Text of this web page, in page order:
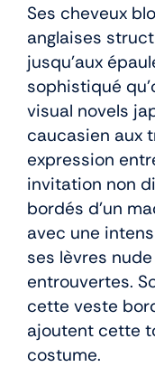
Ses cheveux
anglaises
jusqu’aux
sophistiqué
visual novels
caucasien aux
expression
invitation non
bordés d’un
avec une
ses lèvres
entrouvertes.
cette veste
ajoutent cette
costume.